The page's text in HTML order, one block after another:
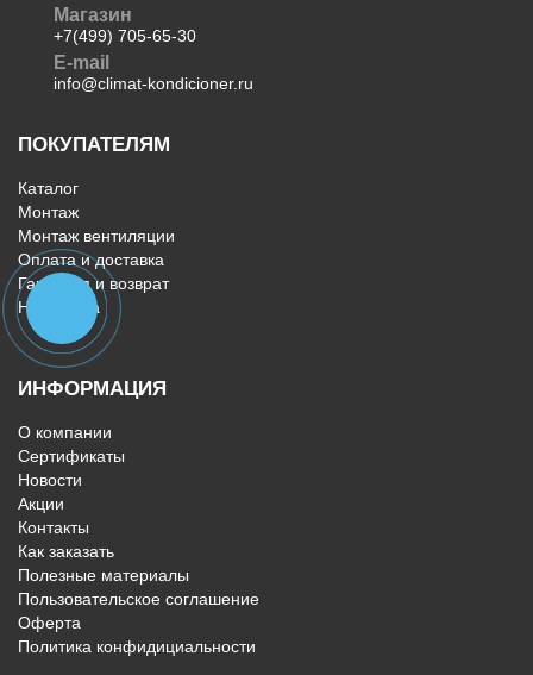
Магазин
+7(499) 705-65-30
E-mail
info@climat-kondicioner.ru
ПОКУПАТЕЛЯМ
Каталог
Монтаж
Монтаж вентиляции
Оплата и доставка
Гарантия и возврат
Html карта
ИНФОРМАЦИЯ
О компании
Сертификаты
Новости
Акции
Контакты
Как заказать
Полезные материалы
Пользовательское соглашение
Оферта
Политика конфидициальности